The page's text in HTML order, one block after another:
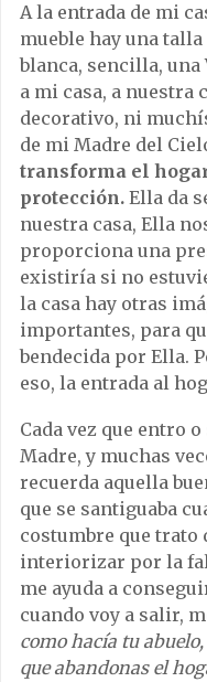
A la entrada de mi
mueble hay una
blanca, sencilla,
a mi casa, a nuestra
decorativo, ni
de mi Madre del
transforma el
protección. Ella da
nuestra casa, Ella
proporciona una
existiría si no
la casa hay otras
importantes, para
bendecida por Ella.
eso, la entrada al
Cada vez que entro
Madre, y muchas
recuerda aquella
que se santiguaba
costumbre que trato
interiorizar por la
me ayuda a
cuando voy a salir,
como hacía tu
que abandonas el